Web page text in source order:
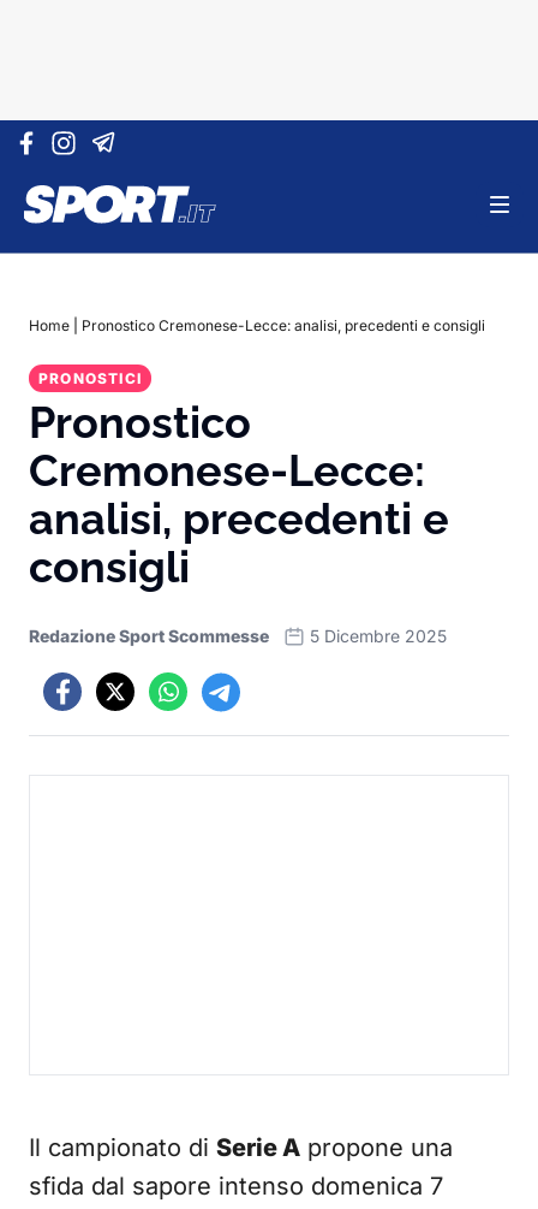
Vai al contenuto
Home Pronostico Cremonese-Lecce: analisi, precedenti e consigli
PRONOSTICI
Pronostico
Cremonese-Lecce:
analisi, precedenti e
consigli
Redazione Sport Scommesse 5 Dicembre 2025
Il campionato di Serie A propone una
sfida dal sapore intenso domenica 7